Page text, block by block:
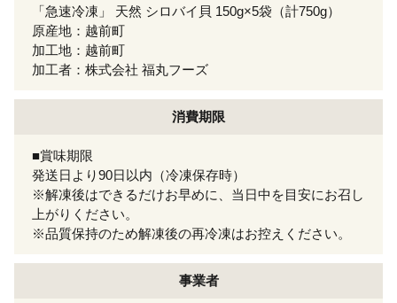
「急速冷凍」 天然 シロバイ貝 150g×5袋（計750g）
原産地：越前町
加工地：越前町
加工者：株式会社 福丸フーズ
消費期限
■賞味期限
発送日より90日以内（冷凍保存時）
※解凍後はできるだけお早めに、当日中を目安にお召し
上がりください。
※品質保持のため解凍後の再冷凍はお控えください。
事業者